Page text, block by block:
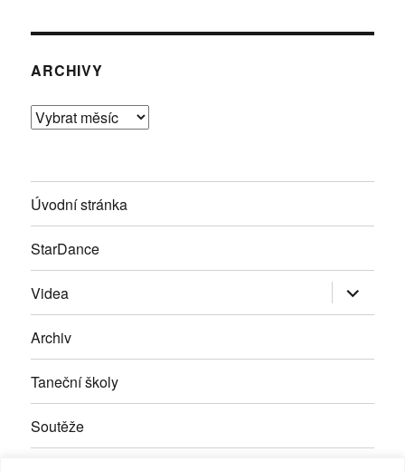
ARCHIVY
Archivy
Úvodní stránka
StarDance
Videa Zobrazit
položky
Archiv
Taneční školy
Soutěže